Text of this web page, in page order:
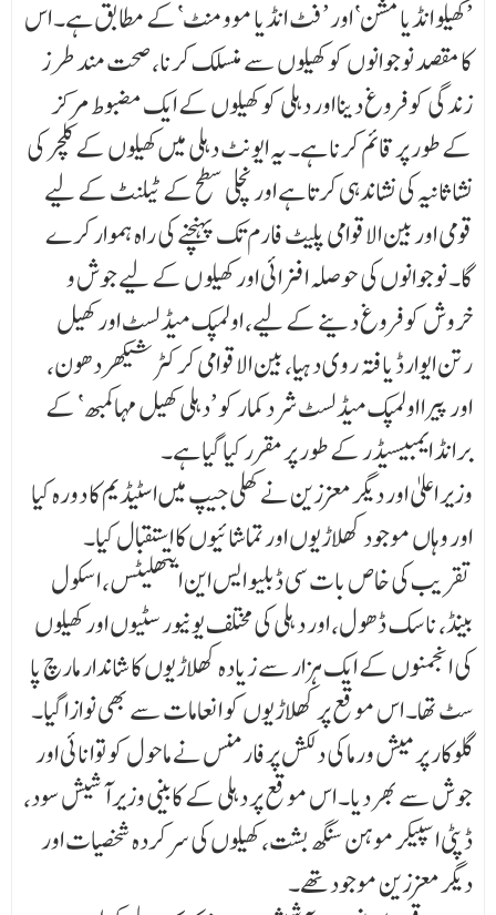
’کھیلو انڈیا مشن‘ اور ’فٹ انڈیا موومنٹ‘کے مطابق ہے۔ اس
کا مقصد نوجوانوں کو کھیلوں سے منسلک کرنا، صحت مند طرز
زندگی کو فروغ دینا اور دہلی کو کھیلوں کے ایک مضبوط مرکز
کے طور پر قائم کرنا ہے۔ یہ ایونٹ دہلی میں کھیلوں کے کلچر کی
نشا ثانیہ کی نشاندہی کرتا ہے اور نچلی سطح کے ٹیلنٹ کے لیے
قومی اور بین الاقوامی پلیٹ فارم تک پہنچنے کی راہ ہموار کرے
گا۔ نوجوانوں کی حوصلہ افزائی اور کھیلو ں کے لیے جوش و
خروش کو فروغ دینے کے لیے، اولمپک میڈلسٹ اور کھیل
رتن ایوارڈ یافتہ روی دہیا، بین الاقوامی کرکٹر شیکھر دھون،
اور پیرا اولمپک میڈلسٹ شرد کمار کو ’دہلی کھیل مہاکمبھ‘ کے
برانڈ ایمبیسیڈر کے طور پر مقرر کیا گیا ہے۔
وزیر اعلیٰ اور دیگر معززین نے کھلی جیپ میں اسٹیڈیم کا دورہ کیا
اور وہاں موجود کھلاڑیوں اور تماشائیوں کا استقبال کیا۔
تقریب کی خاص بات سی ڈبلیو ایس این ایتھلیٹس، اسکول
بینڈ، ناسک ڈھول، اور د ہلی کی مختلف یونیورسٹیوں اور کھیلوں
کی انجمنوں کے ایک ہزار سے زیادہ کھلاڑیوں کا شاندار مارچ پا
سٹ تھا۔ اس موقع پر کھلاڑیوں کو انعامات سے بھی نوازا گیا۔
گلوکار پرمیش ورما کی دلکش پرفارمنس نے ماحول کو توانائی اور
جوش سے بھر دیا۔ اس موقع پر دہلی کے کابینی وزیر آشیش سود،
ڈپٹی اسپیکر موہن سنگھ بشت، کھیلوں کی سرکردہ شخصیات اور
دیگر معززین موجود تھے۔